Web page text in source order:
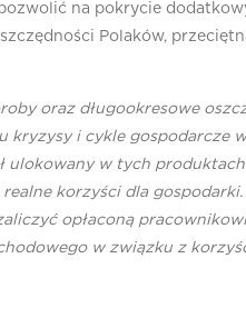
na pokrycie
Polaków,
oraz długookresowe
i cykle gospodarcze
w tych
korzyści dla
opłaconą
w związku z